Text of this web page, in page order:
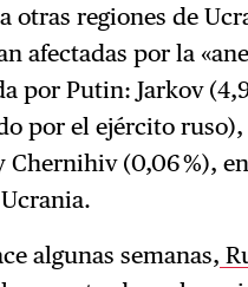
otras regiones de
afectadas por la
por Putin: Jarkov
por el ejército ruso),
Chernihiv (0,06 %),
algunas semanas,